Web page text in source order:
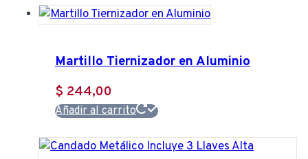
Martillo Tiernizador en Aluminio
$ 244,00
Añadir al carrito